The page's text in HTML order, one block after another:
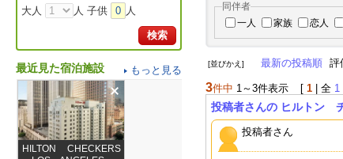
大人
人 子供 0 人
検索
最近見た宿泊施設 もっと見る
HILTON CHECKERS
同伴者
一人
家族 恋人
[並びかえ] 最新の投稿順 評
3件中 1～3件表示 [ 1 | 全 1
投稿者さんの ヒルトン
投稿者さん